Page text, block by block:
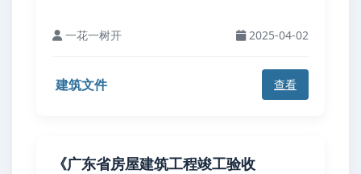
一花一树开 2025-04-02
建筑文件 查看
《广东省房屋建筑工程竣工验收